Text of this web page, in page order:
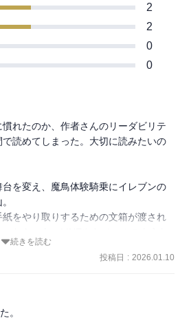
2
2
0
0
れたのか、作者さんのリーダビリテ
読めてしまった。大切に読みたいの
を変え、魔鳥体験騎乗にイレブンの
をやり取りするための文箱が渡され
鮫関連かな？
続きを読む
投稿日 : 2026.01.10
。